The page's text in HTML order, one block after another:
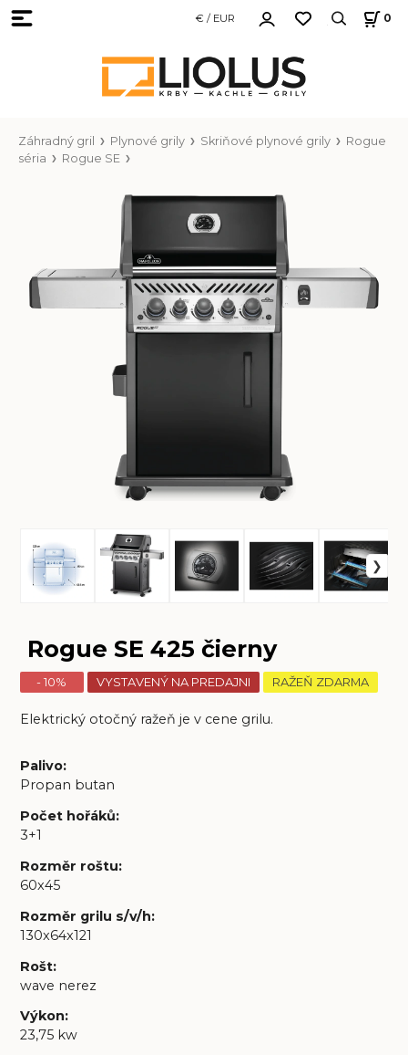
€ / EUR 0
Záhradný gril Plynové grily Skriňové plynové grily
Rogue
séria
Rogue SE
Rogue SE 425 čierny
- 10% VYSTAVENÝ NA PREDAJNI RAŽEŇ ZDARMA
Elektrický otočný ražeň je v cene grilu.
Palivo:
Propan butan
Počet hořáků:
3+1
Rozměr roštu:
60x45
Rozměr grilu s/v/h:
130x64x121
Rošt:
wave nerez
Výkon:
23,75 kw